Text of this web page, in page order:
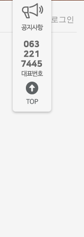
회원 로그인